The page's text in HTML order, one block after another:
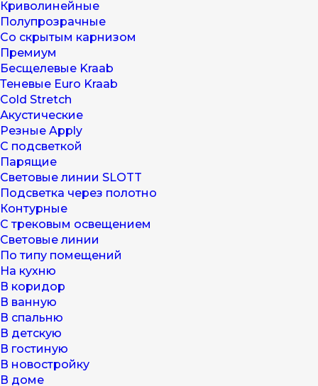
Криволинейные
Полупрозрачные
Со скрытым карнизом
Премиум
Бесщелевые Kraab
Теневые Euro Kraab
Cold Stretch
Акустические
Резные Apply
С подсветкой
Парящие
Световые линии SLOTT
Подсветка через полотно
Контурные
С трековым освещением
Световые линии
По типу помещений
На кухню
В коридор
В ванную
В спальню
В детскую
В гостиную
В новостройку
В доме